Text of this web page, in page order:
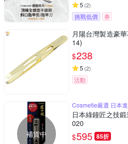
5 (2)
挑戰低價 券
月陽台灣製造豪
14)
$238
5 (2)
活動
補貨中
Cosmetie嚴選 日本
日本綠鐘匠之技
020
$595 85折